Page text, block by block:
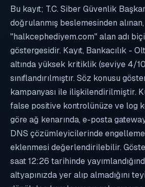
Bu kayıt; T.C. Siber Güvenlik
doğrulanmış beslemesinden alınan,
"halkcephediyem.com" alan adı
göstergesidir. Kayıt, Bankacılık -
altında yüksek kritiklik (seviye 4/
sınıflandırılmıştır. Söz konusu
kampanyası ile ilişkilendirilmiştir.
false positive kontrolünüze ve log
göre ağ kenarında, e-posta
DNS çözümleyicilerinde
eklenmesi değerlendirilebilir.
saat 12:26 tarihinde
altyapınızda yer alıp almadığını